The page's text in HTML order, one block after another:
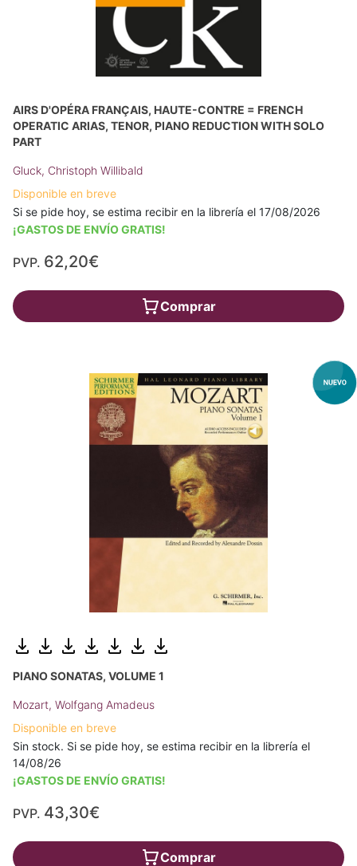
AIRS D'OPÉRA FRANÇAIS, HAUTE-CONTRE = FRENCH
OPERATIC ARIAS, TENOR, PIANO REDUCTION WITH SOLO
PART
Gluck, Christoph Willibald
Disponible en breve
Si se pide hoy, se estima recibir en la librería el 17/08/2026
¡GASTOS DE ENVÍO GRATIS!
PVP. 62,20€
Comprar
PIANO SONATAS, VOLUME 1
Mozart, Wolfgang Amadeus
Disponible en breve
Sin stock. Si se pide hoy, se estima recibir en la librería el
14/08/26
¡GASTOS DE ENVÍO GRATIS!
PVP. 43,30€
Comprar